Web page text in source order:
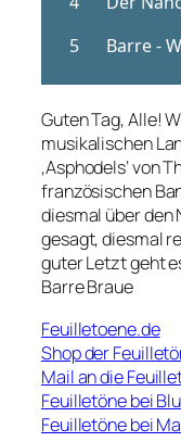
Guten Tag, Alle!
musikalischen
‚Asphodels‘ von
französischen
diesmal über den
gesagt, diesmal
guter Letzt geht
Barre Braue
Feuilletoene.de
Shop der
Mail an die
Feuilletöne bei
Feuilletöne bei